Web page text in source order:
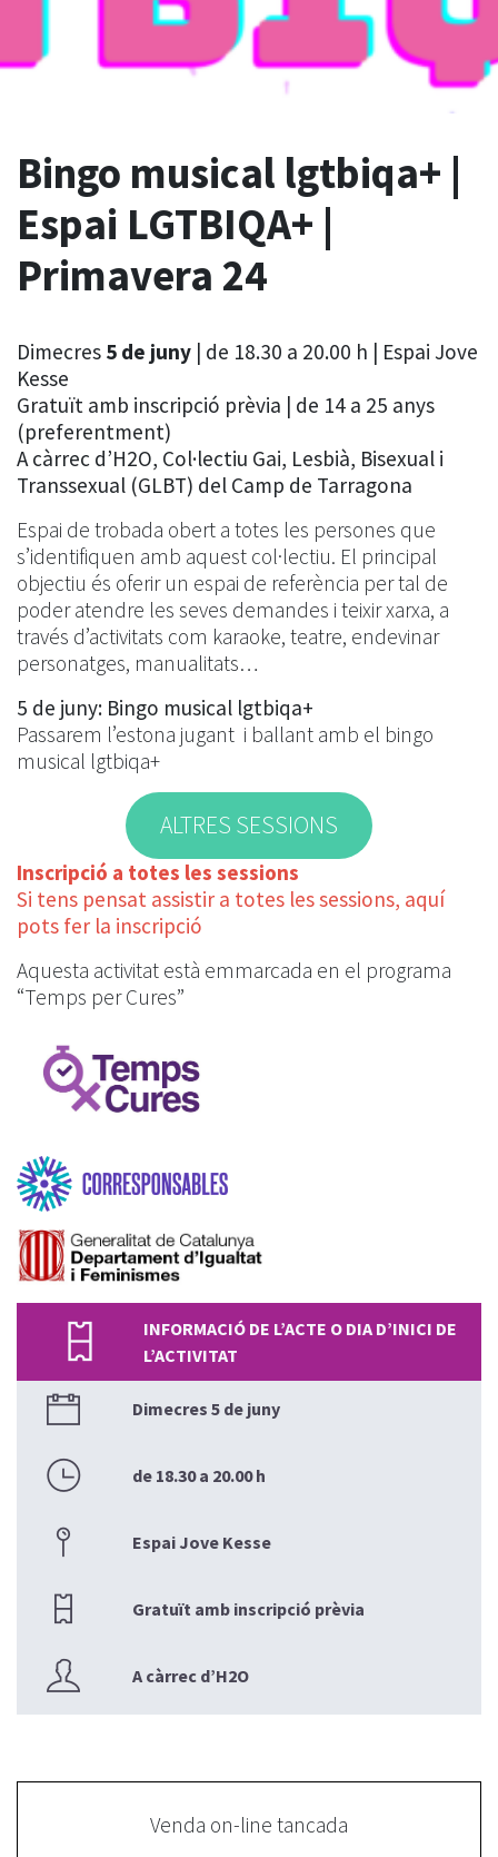
Bingo musical lgtbiqa+ |
Espai LGTBIQA+ |
Primavera 24
Dimecres 5 de juny | de 18.30 a 20.00 h | Espai Jove
Kesse
Gratuït amb inscripció prèvia | de 14 a 25 anys
(preferentment)
A càrrec d’H2O, Col·lectiu Gai, Lesbià, Bisexual i
Transsexual (GLBT) del Camp de Tarragona
Espai de trobada obert a totes les persones que
s’identifiquen amb aquest col·lectiu. El principal
objectiu és oferir un espai de referència per tal de
poder atendre les seves demandes i teixir xarxa, a
través d’activitats com karaoke, teatre, endevinar
personatges, manualitats…
5 de juny: Bingo musical lgtbiqa+
Passarem l’estona jugant i ballant amb el bingo
musical lgtbiqa+
ALTRES SESSIONS
Inscripció a totes les sessions
Si tens pensat assistir a totes les sessions, aquí
pots fer la inscripció
Aquesta activitat està emmarcada en el programa
“Temps per Cures”
INFORMACIÓ DE L’ACTE O DIA D’INICI DE
L’ACTIVITAT
Dimecres 5 de juny
de 18.30 a 20.00 h
Espai Jove Kesse
Gratuït amb inscripció prèvia
A càrrec d’H2O
Venda on-line tancada